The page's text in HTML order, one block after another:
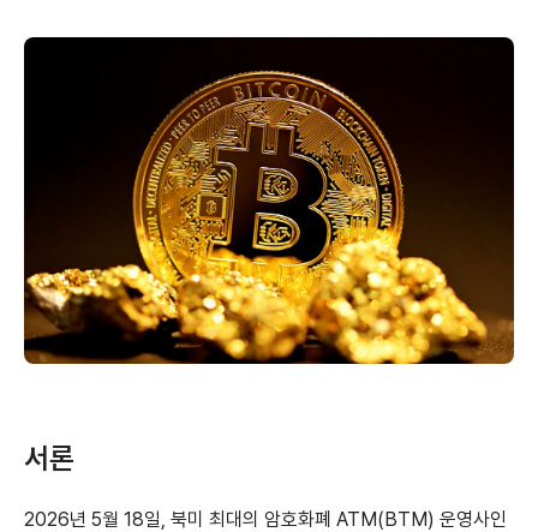
서론
2026년 5월 18일, 북미 최대의 암호화폐 ATM(BTM) 운영사인